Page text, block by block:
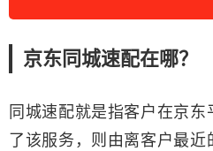
京东同城速配在哪？
同城速配就是指客户在京
了该服务，则由离客户最